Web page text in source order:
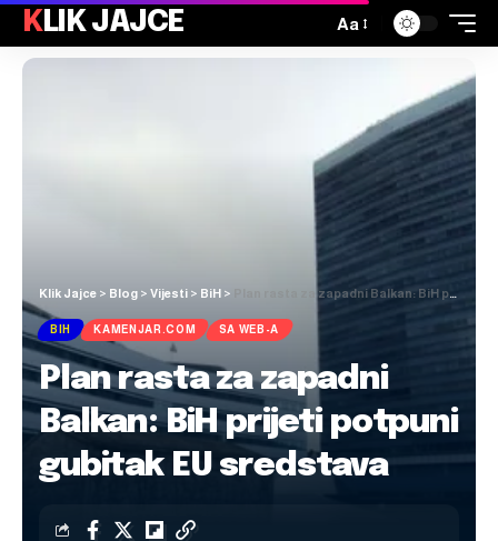
KLIK JAJCE Aa
Klik Jajce > Blog > Vijesti > BiH > Plan rasta za zapadni Balkan: BiH prijeti potpuni gubitak EU sredstava
BIH KAMENJAR.COM SA WEB-A
Plan rasta za zapadni
Balkan: BiH prijeti potpuni
gubitak EU sredstava